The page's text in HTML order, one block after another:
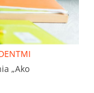
„Ako